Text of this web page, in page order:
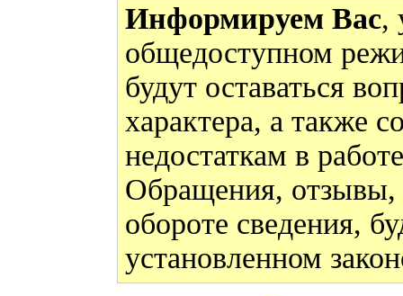
Информируем Вас,
общедоступном
будут оставаться
характера, а также
недостаткам в
Обращения, отзывы,
обороте сведения,
установленном